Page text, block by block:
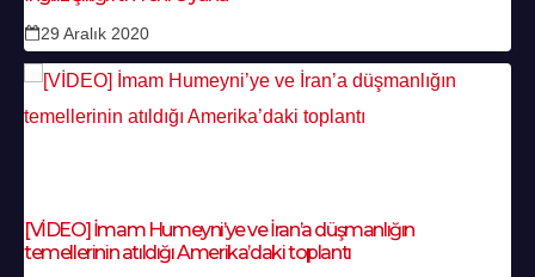
29 Aralık 2020
[VİDEO] İmam Humeyni’ye ve İran’a düşmanlığın
temellerinin atıldığı Amerika’daki toplantı